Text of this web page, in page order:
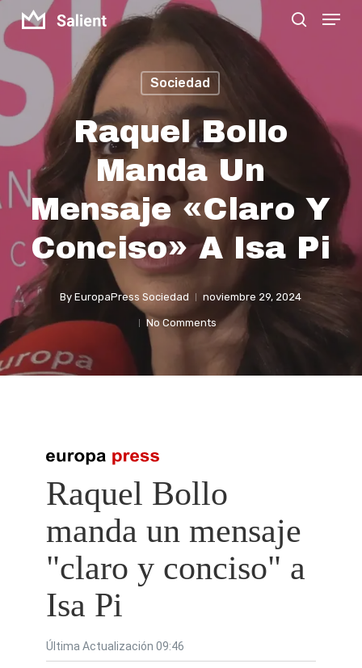
Skip
to
content
Menu
Sociedad
Raquel Bollo
Manda Un
Mensaje «claro Y
Conciso» A Isa Pi
By EuropaPress Sociedad noviembre 29, 2024
No Comments